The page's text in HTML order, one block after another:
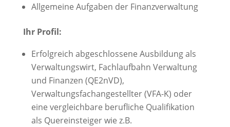
Allgemeine Aufgaben der Finanzverwaltung
Ihr Profil:
Erfolgreich abgeschlossene Ausbildung als
Verwaltungswirt, Fachlaufbahn Verwaltung
und Finanzen (QE2nVD),
Verwaltungsfachangestellter (VFA-K) oder
eine vergleichbare berufliche Qualifikation
als Quereinsteiger wie z.B.